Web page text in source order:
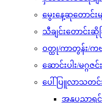
အနုပညာရှင်
ထူးထူးခြားခ
သဇင် FM Radio
Tiktok ဆယ်လီများ